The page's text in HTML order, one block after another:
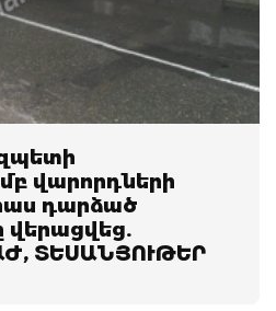
վարորդների
դարձած
վերացվեց.
ՏԵՍԱՆՅՈՒԹԵՐ